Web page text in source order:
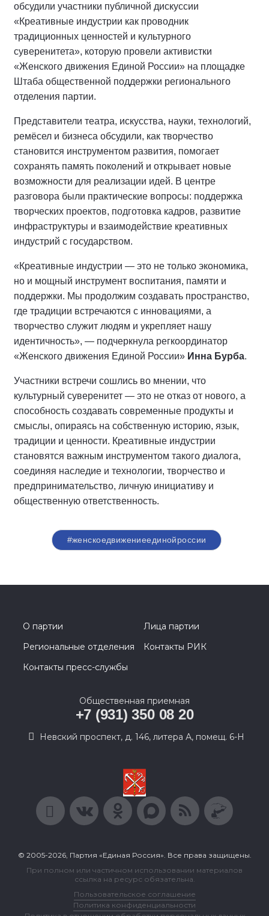
обсудили участники публичной дискуссии
«Креативные индустрии как проводник
традиционных ценностей и культурного
суверенитета», которую провели активистки
«Женского движения Единой России» на площадке
Штаба общественной поддержки регионального
отделения партии.
Представители театра, искусства, науки, технологий,
ремёсел и бизнеса обсудили, как творчество
становится инструментом развития, помогает
сохранять память поколений и открывает новые
возможности для реализации идей. В центре
разговора были практические вопросы: поддержка
творческих проектов, подготовка кадров, развитие
инфраструктуры и взаимодействие креативных
индустрий с государством.
«Креативные индустрии — это не только экономика,
но и мощный инструмент воспитания, памяти и
поддержки. Мы продолжим создавать пространство,
где традиции встречаются с инновациями, а
творчество служит людям и укрепляет нашу
идентичность», — подчеркнула регкоординатор
«Женского движения Единой России» Инна Бурба.
Участники встречи сошлись во мнении, что
культурный суверенитет — это не отказ от нового, а
способность создавать современные продукты и
смыслы, опираясь на собственную историю, язык,
традиции и ценности. Креативные индустрии
становятся важным инструментом такого диалога,
соединяя наследие и технологии, творчество и
предпринимательство, личную инициативу и
общественную ответственность.
#женскоедвижениеединойроссии
О партии
Лица партии
Региональные отделения
Контакты РИК
Контакты пресс-службы
Общественная приемная
+7 (931) 350 08 20
Невский проспект, д. 146, литера А, помещ. 6-Н
© 2005-2026, Партия «Единая Россия». Все права защищены.
При полном или частичном использовании материалов
ссылка на ресурс обязательна.
Пользовательское соглашение
Политика конфиденциальности